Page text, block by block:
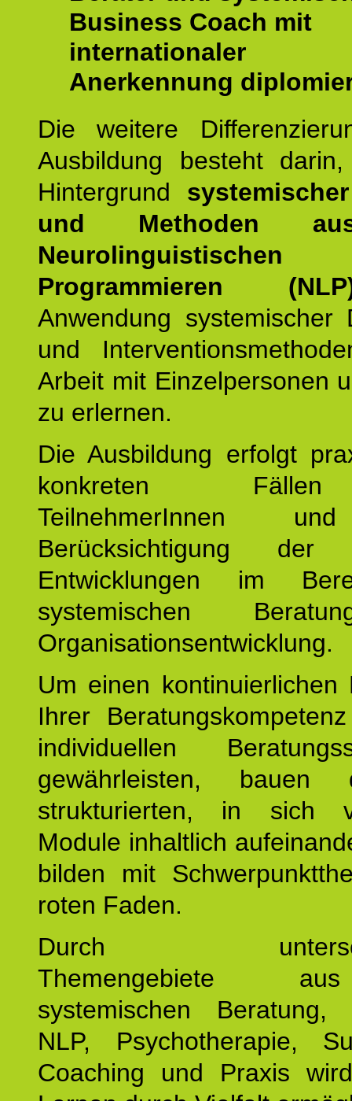
Business Coach mit
internationaler
Anerkennung
Die weitere
Ausbildung besteht
Hintergrund
und Methoden
Neurolinguistischen
Programmieren
Anwendung systemischer
und
Arbeit mit Einzelpersonen
zu erlernen.
Die Ausbildung erfolgt
konkreten
TeilnehmerInnen
Berücksichtigung der
Entwicklungen im
systemischen
Organisationsentwicklung.
Um einen kontinuierlichen
Ihrer
individuellen
gewährleisten,
strukturierten, in sich
Module inhaltlich
bilden mit
roten Faden.
Durch
Themengebiete
systemischen Beratung,
NLP, Psychotherapie,
Coaching und Praxis